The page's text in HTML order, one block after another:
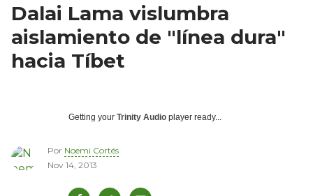
Dalai Lama vislumbra
aislamiento de "línea dura"
hacia Tíbet
Getting your Trinity Audio player ready...
Por Noemi Cortés
Nov 14, 2013